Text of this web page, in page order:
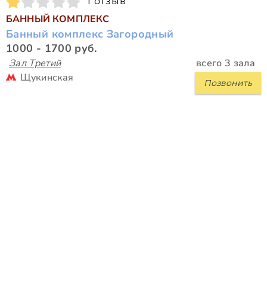
БАННЫЙ КОМПЛЕКС
Банный комплекс Загородный
1000 - 1700 руб.
Зал Третий всего 3 зала
Позвонить
Щукинская